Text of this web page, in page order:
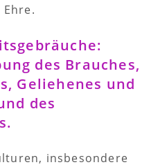
des Brauches,
Geliehenes und
des
insbesondere